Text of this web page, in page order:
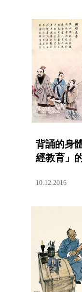
背誦的身
經教育」
10.12.2016